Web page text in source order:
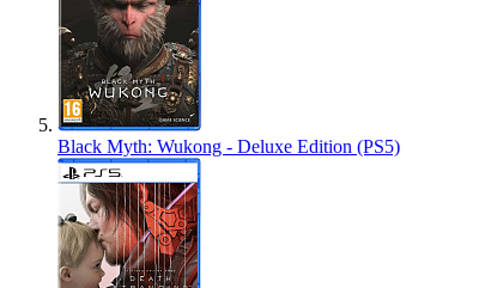
Black Myth: Wukong - Deluxe Edition (PS5)